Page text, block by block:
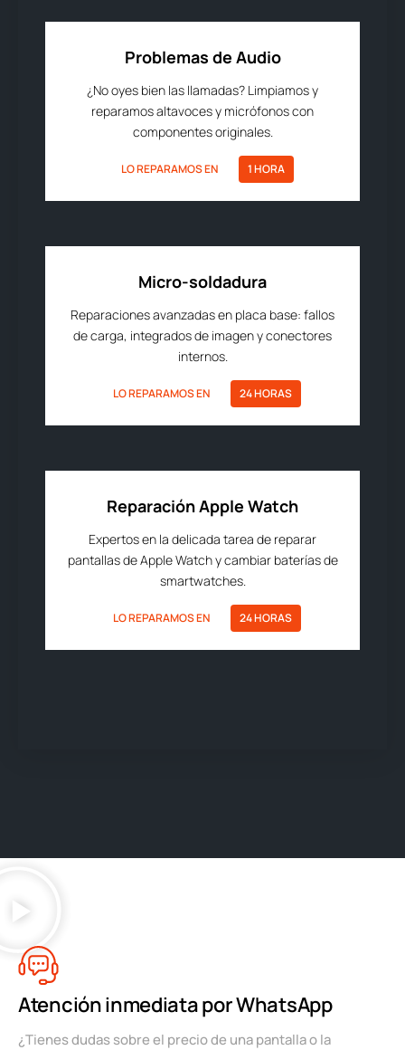
Problemas de Audio
¿No oyes bien las llamadas? Limpiamos y
reparamos altavoces y micrófonos con
componentes originales.
LO REPARAMOS EN 1 HORA
Micro-soldadura
Reparaciones avanzadas en placa base: fallos
de carga, integrados de imagen y conectores
internos.
LO REPARAMOS EN 24 HORAS
Reparación Apple Watch
Expertos en la delicada tarea de reparar
pantallas de Apple Watch y cambiar baterías de
smartwatches.
LO REPARAMOS EN 24 HORAS
Atención inmediata por WhatsApp
¿Tienes dudas sobre el precio de una pantalla o la